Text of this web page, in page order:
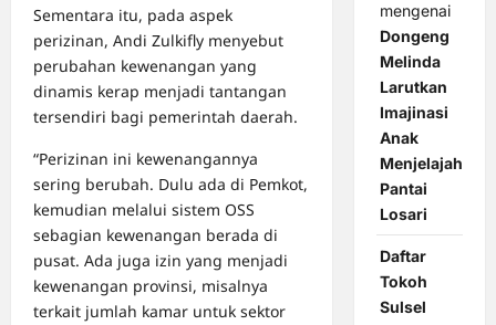
Sementara itu, pada aspek
perizinan, Andi Zulkifly menyebut
perubahan kewenangan yang
dinamis kerap menjadi tantangan
tersendiri bagi pemerintah daerah.
“Perizinan ini kewenangannya
sering berubah. Dulu ada di Pemkot,
kemudian melalui sistem OSS
sebagian kewenangan berada di
pusat. Ada juga izin yang menjadi
kewenangan provinsi, misalnya
terkait jumlah kamar untuk sektor
mengenai
Dongeng
Melinda
Larutkan
Imajinasi
Anak
Menjelajah
Pantai
Losari
Daftar
Tokoh
Sulsel